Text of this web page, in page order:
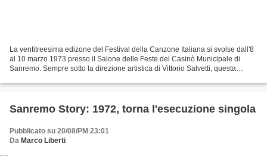
La ventitreesima edizone del Festival della Canzone Italiana si svolse dall'8
al 10 marzo 1973 presso il Salone delle Feste del Casinò Municipale di
Sanremo. Sempre sotto la direzione artistica di Vittorio Salvetti, questa
Sanremo Story: 1972, torna l'esecuzione singola
Pubblicato su 20/08/PM 23:01
Da Marco Liberti